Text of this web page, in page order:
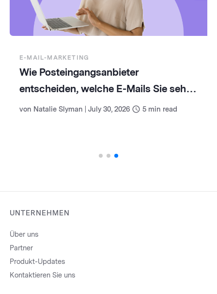
E-MAIL-MARKETING
Wie Posteingangsanbieter
entscheiden, welche E-Mails Sie sehen
(und wie Sie damit umgehen)
von Natalie Slyman July 30, 2026 5 min read
UNTERNEHMEN
Über uns
Partner
Produkt-Updates
Kontaktieren Sie uns